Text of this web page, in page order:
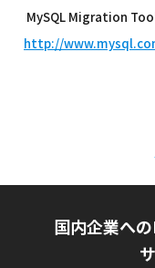
MySQL Migration
http://
国内企業へ